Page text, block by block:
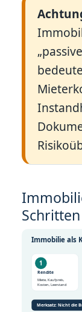
Immobilie als
1
Rendite
Miete, Kaufpreis,
Kosten, Leerstand
Merksatz: Nicht die